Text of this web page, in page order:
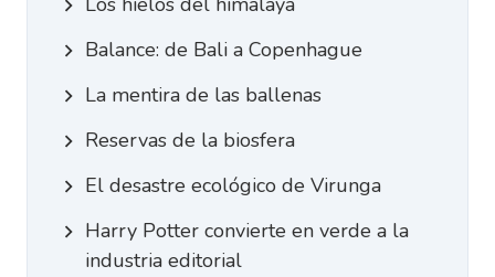
Balance: de Bali a Copenhague
La mentira de las ballenas
Reservas de la biosfera
El desastre ecológico de Virunga
Harry Potter convierte en verde a la
industria editorial